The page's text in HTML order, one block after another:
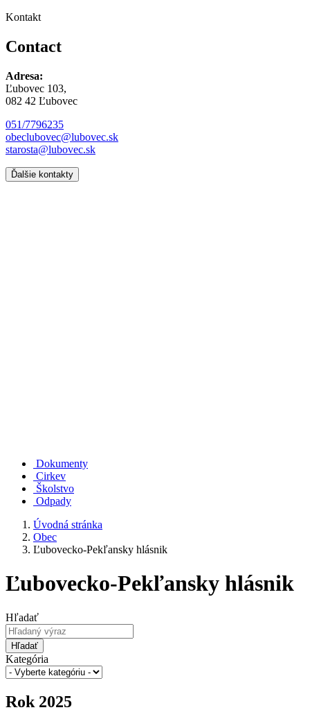
Kontakt
Contact
Adresa:
Ľubovec 103,
082 42 Ľubovec
051/7796235
obeclubovec@lubovec.sk
starosta@lubovec.sk
Ďalšie kontakty
Dokumenty
Cirkev
Školstvo
Odpady
Úvodná stránka
Obec
Ľubovecko-Pekľansky hlásnik
Ľubovecko-Pekľansky hlásnik
Hľadať
Hľadať
Kategória
Rok 2025